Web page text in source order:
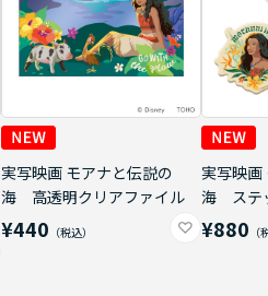
実写映画 モアナと伝説の
海 高透明クリアファイル
¥440
実写映画
海 ステ
¥880